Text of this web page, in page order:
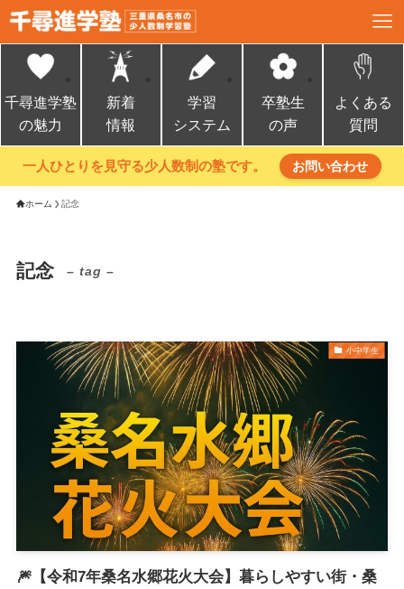
千尋進学塾
の魅力
新着
情報
学習
システム
卒塾生
の声
よくある
質問
一人ひとりを見守る少人数制の塾です。 お問い合わせ
ホーム 記念
記念 – tag –
小中学生
🎆【令和7年桑名水郷花火大会】暮らしやすい街・桑